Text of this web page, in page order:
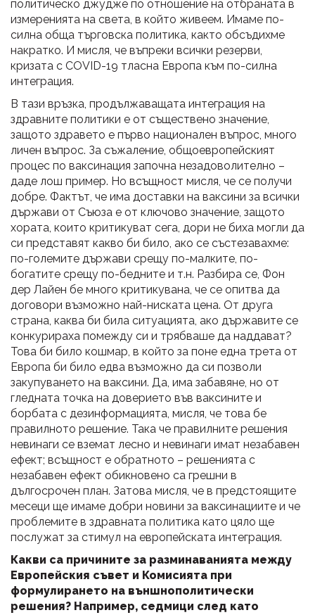
политическо джудже по отношение на отбраната в
измеренията на света, в който живеем. Имаме по-
силна обща търговска политика, както обсъдихме
накратко. И мисля, че въпреки всички резерви,
кризата с COVID-19 тласна Европа към по-силна
интеграция.
В тази връзка, продължаващата интеграция на
здравните политики е от съществено значение,
защото здравето е първо национален въпрос, много
личен въпрос. За съжаление, общоевропейският
процес по ваксинация започна незадоволително –
даде лош пример. Но всъщност мисля, че се получи
добре. Фактът, че има доставки на ваксини за всички
държави от Съюза е от ключово значение, защото
хората, които критикуват сега, дори не биха могли да
си представят какво би било, ако се състезавахме:
по-големите държави срещу по-малките, по-
богатите срещу по-бедните и т.н. Разбира се, Фон
дер Лайен бе много критикувана, че се опитва да
договори възможно най-ниската цена. От друга
страна, каква би била ситуацията, ако държавите се
конкурираха помежду си и трябваше да наддават?
Това би било кошмар, в който за поне една трета от
Европа би било едва възможно да си позволи
закупуването на ваксини. Да, има забавяне, но от
гледната точка на доверието във ваксините и
борбата с дезинформацията, мисля, че това бе
правилното решение. Така че правилните решения
невинаги се вземат лесно и невинаги имат незабавен
ефект; всъщност е обратното – решенията с
незабавен ефект обикновено са грешни в
дългосрочен план. Затова мисля, че в предстоящите
месеци ще имаме добри новини за ваксинациите и че
проблемите в здравната политика като цяло ще
послужат за стимул на европейската интеграция.
Какви са причините за разминаванията между
Европейския съвет и Комисията при
формулирането на външнополитически
решения? Например, седмици след като